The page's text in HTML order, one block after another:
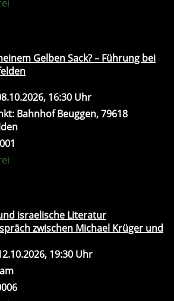
Gelben Sack? – Führung bei
16:30 Uhr
Bahnhof Beuggen, 79618
israelische Literatur
zwischen Michael Krüger und
19:30 Uhr